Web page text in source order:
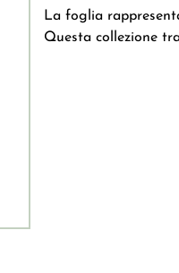
La foglia
Questa collezione